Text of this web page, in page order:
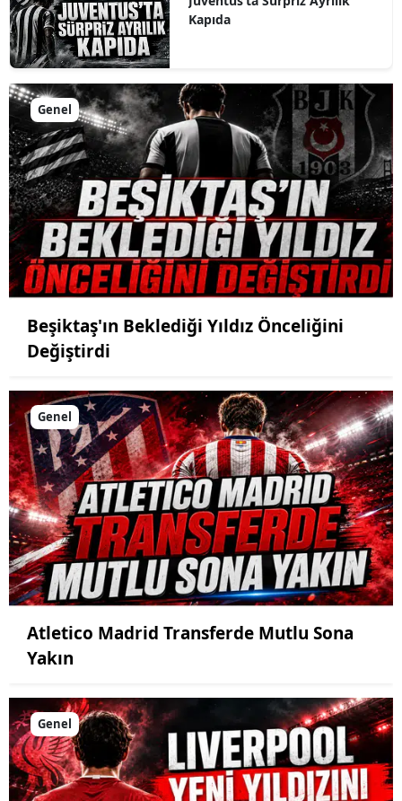
Kapıda
Genel
Beşiktaş'ın Beklediği Yıldız Önceliğini
Değiştirdi
Genel
Atletico Madrid Transferde Mutlu Sona
Yakın
Genel